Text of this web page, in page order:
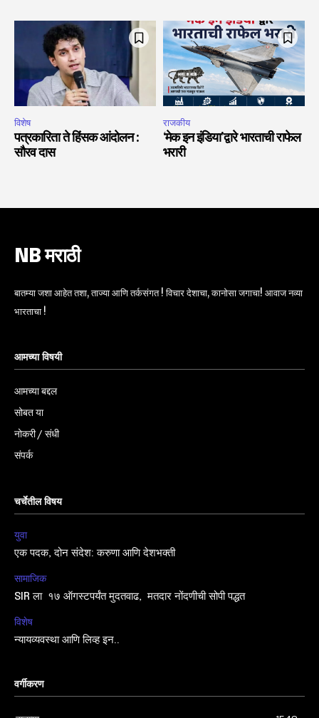
विशेष
पत्रकारिता ते हिंसक आंदोलन :
सौरव दास
राजकीय
‘मेक इन इंडिया’द्वारे भारताची राफेल
भरारी
NB मराठी
बातम्या जशा आहेत तशा, ताज्या आणि तर्कसंगत ! विचार देशाचा, कानोसा जगाचा! आवाज नव्या
भारताचा !
आमच्या विषयी
आमच्या बद्दल
सोबत या
नोकरी / संधी
संपर्क
चर्चेतील विषय
युवा
एक पदक, दोन संदेश: करुणा आणि देशभक्ती
सामाजिक
SIR ला १७ ऑगस्टपर्यंत मुदतवाढ, मतदार नोंदणीची सोपी पद्धत
विशेष
न्यायव्यवस्था आणि लिव्ह इन..
वर्गीकरण